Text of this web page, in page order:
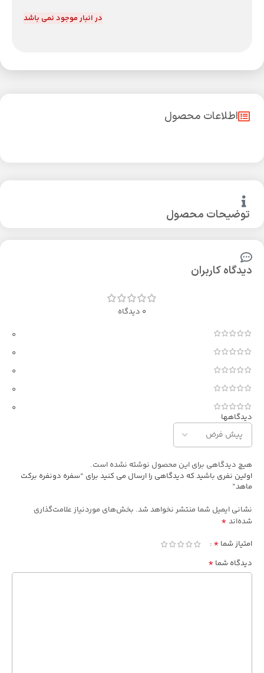
در انبار موجود نمی باشد
توضیحات محصول
اطلاعات محصول
دیدگاه کاربران
0 دیدگاه
0
0
0
0
0
دیدگاهها
هیچ دیدگاهی برای این محصول نوشته نشده است.
اولین نفری باشید که دیدگاهی را ارسال می کنید برای “سفره دونفره برکت
ماهد”
نشانی ایمیل شما منتشر نخواهد شد. بخش‌های موردنیاز علامت‌گذاری
شده‌اند *
امتیاز شما *
دیدگاه شما *